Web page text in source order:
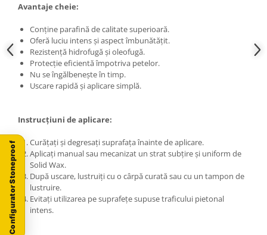
Avantaje cheie:
Conține parafină de calitate superioară.
Oferă luciu intens și aspect îmbunătățit.
Rezistență hidrofugă și oleofugă.
Protecție eficientă împotriva petelor.
Nu se îngălbenește în timp.
Uscare rapidă și aplicare simplă.
Instrucțiuni de aplicare:
Curățați și degresați suprafața înainte de aplicare.
Aplicați manual sau mecanizat un strat subțire și uniform de
Solid Wax.
După uscare, lustruiți cu o cârpă curată sau cu un tampon de
lustruire.
Evitați utilizarea pe suprafețe supuse traficului pietonal
intens.
Configurator Stoneproof